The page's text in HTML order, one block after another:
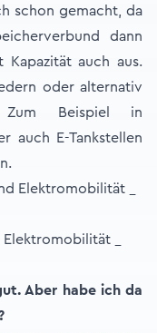
schon gemacht, da
dann
auch aus.
oder alternativ
Zum Beispiel in
auch E-Tankstellen
Elektromobilität _
Aber habe ich da